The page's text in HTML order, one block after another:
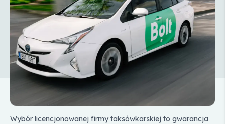
Wybór licencjonowanej firmy taksówkarskiej to gwarancja